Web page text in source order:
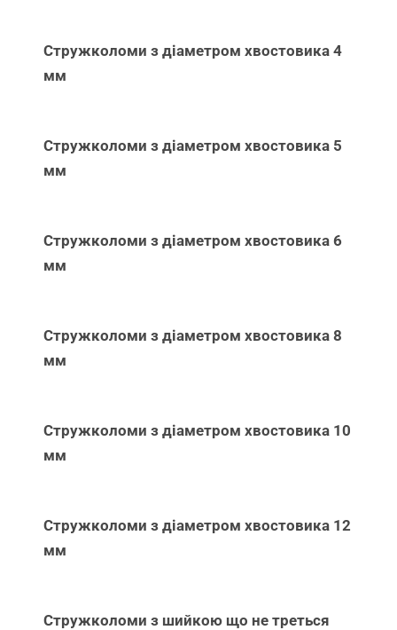
Стружколоми з діаметром хвостовика 4
мм
Стружколоми з діаметром хвостовика 5
мм
Стружколоми з діаметром хвостовика 6
мм
Стружколоми з діаметром хвостовика 8
мм
Стружколоми з діаметром хвостовика 10
мм
Стружколоми з діаметром хвостовика 12
мм
Стружколоми з шийкою що не треться